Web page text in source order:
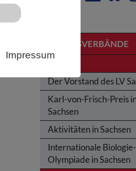
Impressum
LANDESVERBÄNDE
Der Vorstand des LV
Karl-von-Frisch-Preis
Sachsen
Aktivitäten in Sachsen
Internationale Biologie-
Olympiade in Sachsen